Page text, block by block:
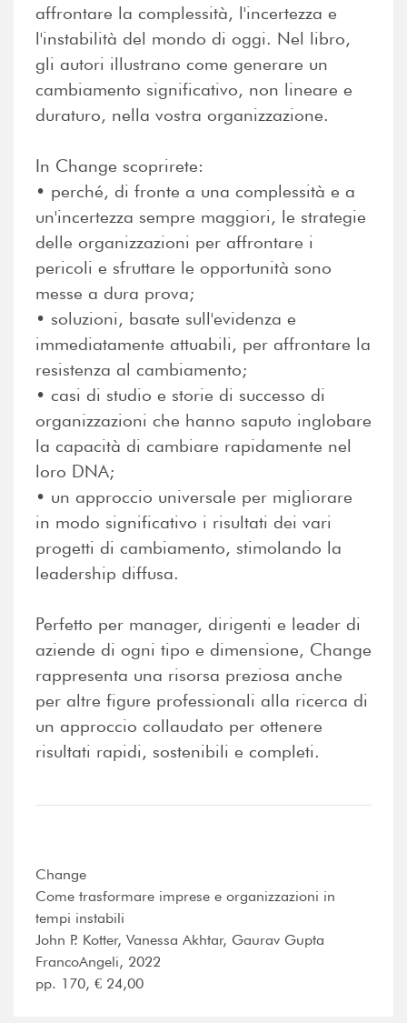
affrontare la complessità, l'incertezza e
l'instabilità del mondo di oggi. Nel libro,
gli autori illustrano come generare un
cambiamento significativo, non lineare e
duraturo, nella vostra organizzazione.
In Change scoprirete:
• perché, di fronte a una complessità e a
un'incertezza sempre maggiori, le strategie
delle organizzazioni per affrontare i
pericoli e sfruttare le opportunità sono
messe a dura prova;
• soluzioni, basate sull'evidenza e
immediatamente attuabili, per affrontare la
resistenza al cambiamento;
• casi di studio e storie di successo di
organizzazioni che hanno saputo inglobare
la capacità di cambiare rapidamente nel
loro DNA;
• un approccio universale per migliorare
in modo significativo i risultati dei vari
progetti di cambiamento, stimolando la
leadership diffusa.
Perfetto per manager, dirigenti e leader di
aziende di ogni tipo e dimensione, Change
rappresenta una risorsa preziosa anche
per altre figure professionali alla ricerca di
un approccio collaudato per ottenere
risultati rapidi, sostenibili e completi.
Change
Come trasformare imprese e organizzazioni in
tempi instabili
John P. Kotter, Vanessa Akhtar, Gaurav Gupta
FrancoAngeli, 2022
pp. 170, € 24,00